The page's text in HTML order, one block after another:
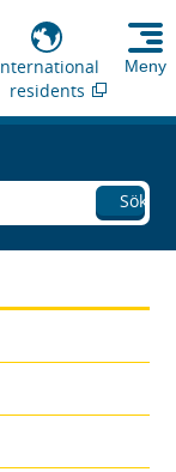
residents
Meny
Sök